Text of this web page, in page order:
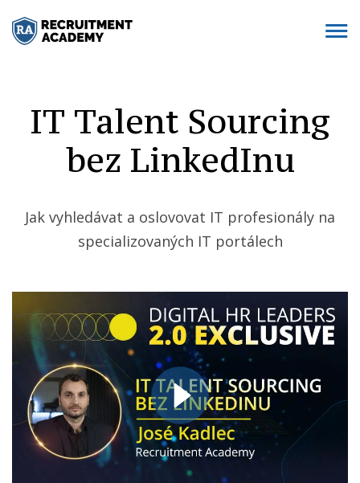
IT Talent Sourcing
bez LinkedInu
Jak vyhledávat a oslovovat IT profesionály na
specializovaných IT portálech